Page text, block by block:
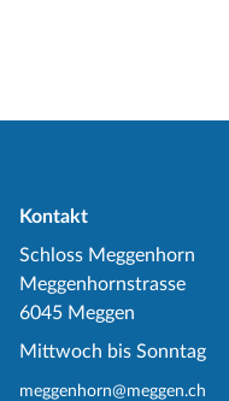
Kontakt
Schloss Meggenhorn
Meggenhornstrasse
6045 Meggen
Mittwoch bis Sonntag
meggenhorn@meggen.ch